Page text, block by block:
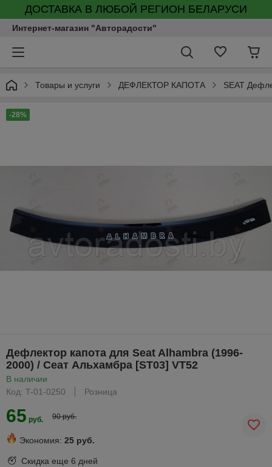
ДОСТАВКА В ЛЮБОЙ РЕГИОН БЕЛАРУСИ
Интернет-магазин "Авторадости"
Товары и услуги ДЕФЛЕКТОР КАПОТА SEAT
-28%
Дефлектор капота для Seat Alhambra (1996-
2000) / Сеат Альхамбра [ST03] VT52
В наличии
Код: T-01-0250
Розница
65 руб. 90 руб.
Экономия: 25 руб.
Скидка еще 6 дней